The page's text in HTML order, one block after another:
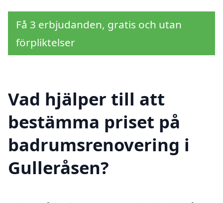
Få 3 erbjudanden, gratis och utan
förpliktelser
Vad hjälper till att
bestämma priset på
badrumsrenovering i
Gulleråsen?